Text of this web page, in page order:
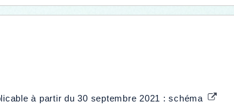
à partir du 30 septembre 2021 : schéma